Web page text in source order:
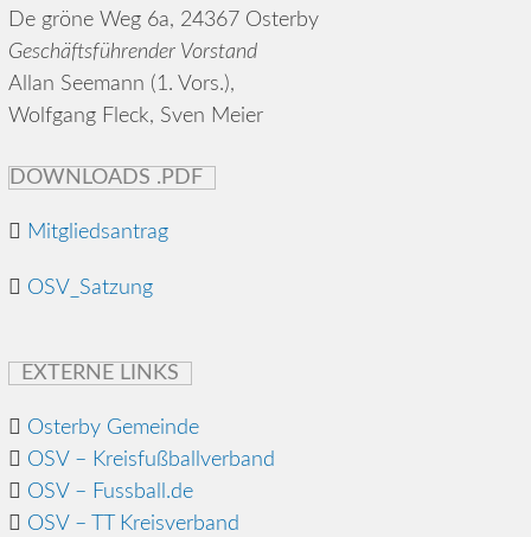
De gröne Weg 6a, 24367 Osterby
Geschäftsführender Vorstand
Allan Seemann (1. Vors.),
Wolfgang Fleck, Sven Meier
DOWNLOADS .PDF
Mitgliedsantrag
OSV_Satzung
EXTERNE LINKS
Osterby Gemeinde
OSV – Kreisfußballverband
OSV – Fussball.de
OSV – TT Kreisverband